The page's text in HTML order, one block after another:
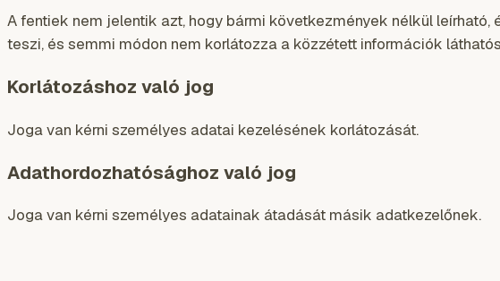
A fentiek nem jelentik azt, hogy bármi következmények nélkül
teszi, és semmi módon nem korlátozza a közzétett információk
Korlátozáshoz való jog
Joga van kérni személyes adatai kezelésének korlátozását.
Adathordozhatósághoz való jog
Joga van kérni személyes adatainak átadását másik adatkezelőnek.